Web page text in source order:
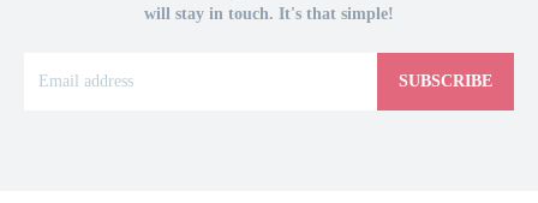
will stay in touch. It's that simple!
SUBSCRIBE